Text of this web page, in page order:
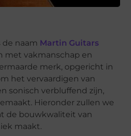
de naam Martin Guitars
met vakmanschap en
merk, opgericht in
het vervaardigen van
sonisch verbluffend zijn,
Hieronder zullen we
de bouwkwaliteit van
maakt.